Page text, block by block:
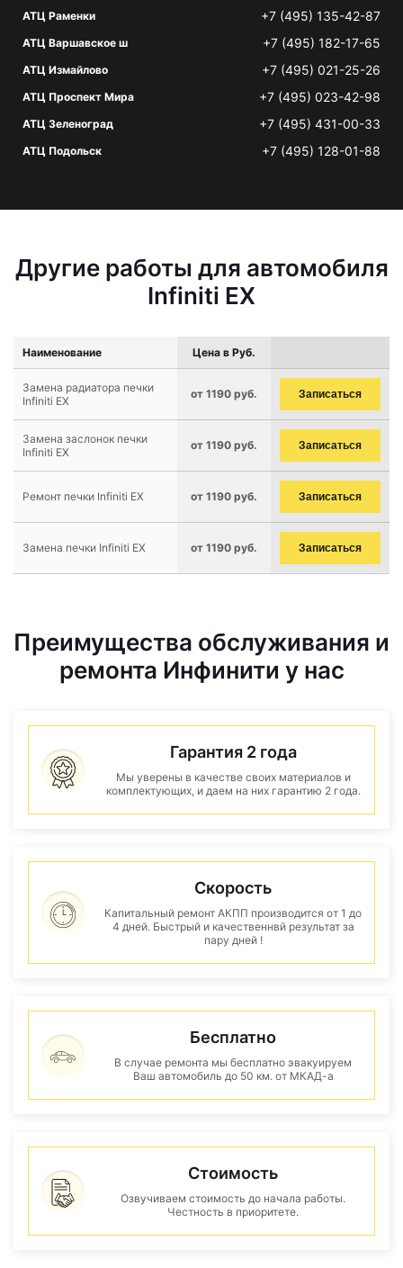
АТЦ Раменки +7 (495) 135-42-87
АТЦ Варшавское ш +7 (495) 182-17-65
АТЦ Измайлово +7 (495) 021-25-26
АТЦ Проспект Мира +7 (495) 023-42-98
АТЦ Зеленоград +7 (495) 431-00-33
АТЦ Подольск +7 (495) 128-01-88
Другие работы для автомобиля
Infiniti EX
Наименование Цена в Руб.
Замена радиатора печки
Infiniti EX
от 1190 руб. Записаться
Замена заслонок печки
Infiniti EX
от 1190 руб. Записаться
Ремонт печки Infiniti EX от 1190 руб. Записаться
Замена печки Infiniti EX от 1190 руб. Записаться
Преимущества обслуживания и
ремонта Инфинити у нас
Гарантия 2 года
Мы уверены в качестве своих материалов и
комплектующих, и даем на них гарантию 2 года.
Скорость
Капитальный ремонт АКПП производится от 1 до
4 дней. Быстрый и качественнвй результат за
пару дней !
Бесплатно
В случае ремонта мы бесплатно эвакуируем
Ваш автомобиль до 50 км. от МКАД-а
Стоимость
Озвучиваем стоимость до начала работы.
Честность в приоритете.